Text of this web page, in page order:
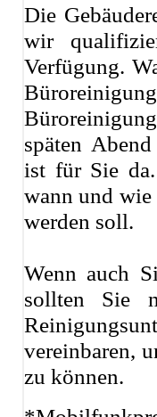
Die
wir
Verfügung.
späten
ist für Sie
wann und wie
werden soll.
Wenn auch
sollten Sie
vereinbaren,
zu können.